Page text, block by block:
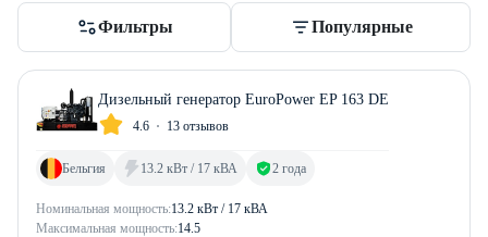
Фильтры Популярные
Дизельный генератор EuroPower EP 163 DE
4.6 13 отзывов
Номинальная мощность:13.2 кВт / 17 кВА
Максимальная мощность:14.5
Бельгия 13.2 кВт / 17 кВА 2 года